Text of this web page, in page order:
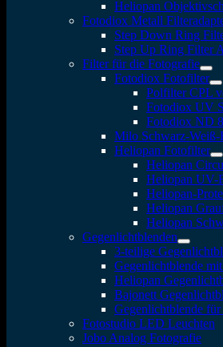
Heliopan
Fotodiox Metall
Step Down Ring
Step Up Ring Filter
Filter für die Fotografie
Fotodiox Fotofilter
Polfilter CPL
Fotodiox UV
Fotodiox ND
Milo Schwarz-Weiß-
Heliopan Fotofilter
Heliopan
Heliopan UV-
Heliopan-
Heliopan
Heliopan
Gegenlichtblenden
3-teilige
Gegenlichtblende
Heliopan
Bajonett
Gegenlichtblende für
Fotostudio LED Leuchten
Jobo Analog Fotografie